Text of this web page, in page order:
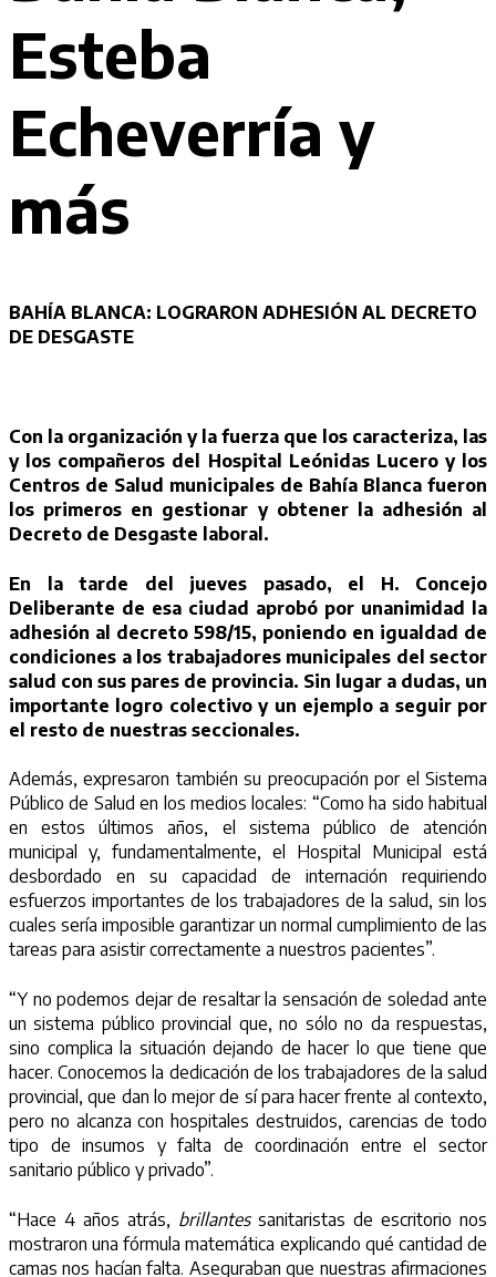
Esteba
Echeverría y
más
BAHÍA BLANCA: LOGRARON ADHESIÓN AL DECRETO
DE DESGASTE
Con la organización y la fuerza que los caracteriza, las
y los compañeros del Hospital Leónidas Lucero y los
Centros de Salud municipales de Bahía Blanca fueron
los primeros en gestionar y obtener la adhesión al
Decreto de Desgaste laboral.
En la tarde del jueves pasado, el H. Concejo
Deliberante de esa ciudad aprobó por unanimidad la
adhesión al decreto 598/15, poniendo en igualdad de
condiciones a los trabajadores municipales del sector
salud con sus pares de provincia. Sin lugar a dudas, un
importante logro colectivo y un ejemplo a seguir por
el resto de nuestras seccionales.
Además, expresaron también su preocupación por el Sistema
Público de Salud en los medios locales: “Como ha sido habitual
en estos últimos años, el sistema público de atención
municipal y, fundamentalmente, el Hospital Municipal está
desbordado en su capacidad de internación requiriendo
esfuerzos importantes de los trabajadores de la salud, sin los
cuales sería imposible garantizar un normal cumplimiento de las
tareas para asistir correctamente a nuestros pacientes”.
“Y no podemos dejar de resaltar la sensación de soledad ante
un sistema público provincial que, no sólo no da respuestas,
sino complica la situación dejando de hacer lo que tiene que
hacer. Conocemos la dedicación de los trabajadores de la salud
provincial, que dan lo mejor de sí para hacer frente al contexto,
pero no alcanza con hospitales destruidos, carencias de todo
tipo de insumos y falta de coordinación entre el sector
sanitario público y privado”.
“Hace 4 años atrás, brillantessanitaristas de escritorio nos
mostraron una fórmula matemática explicando qué cantidad de
camas nos hacían falta. Aseguraban que nuestras afirmaciones